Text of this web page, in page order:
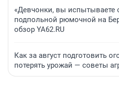
«Девчонки, вы испытываете
подпольной рюмочной на
обзор YA62.RU
Как за август подготовить
потерять урожай — советы